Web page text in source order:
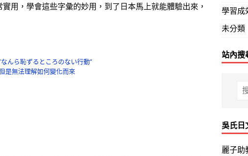
用，學會這些字彙的妙用，到了日本馬上就能體驗出來，
んら恥ずるところのない行動”
是無法理解如何變化而來
學習成
未分類
站內搜
吳氏日
麗子助